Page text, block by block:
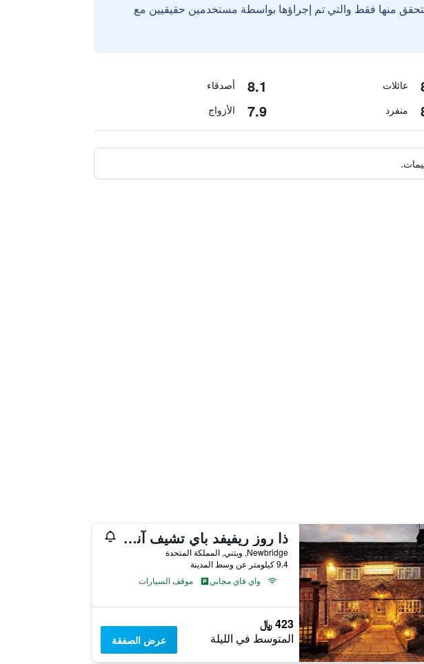
منها فقط والتي تم إجراؤها بواسطة مستخدمين حقيقيين مع
عائلات 8.1 أصدقاء
منفرد 7.9 الأزواج
ذا روز ريفيفد باي تشيف آند بريور كوليكشن
Newbridge, ويتني, المملكة المتحدة
9.4 كيلومتر عن وسط المدينة
واي فاي مجاني
موقف السيارات
423 ﷼
المتوسط في الليلة عرض الصفقة